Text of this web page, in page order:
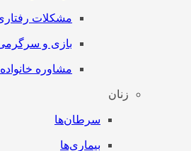
مشکلات
بازی و
مشاوره خانواده
زنان
سرطان‌‌ها
بیماری‌ها